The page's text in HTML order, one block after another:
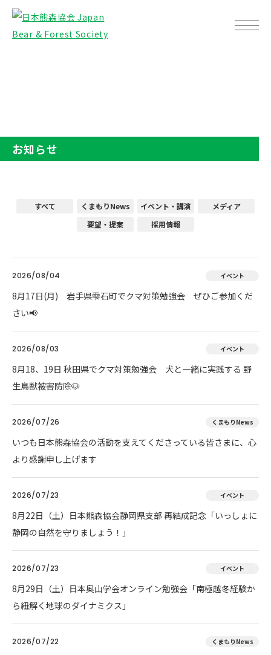
お知らせ
すべて くまもりNews イベント・講演
メディア
要望・提案
採用情報
2026/08/04 イベント
8月17日(月) 岩手県雫石町でクマ対策勉強会 ぜひご参加くだ
さい📢
2026/08/03 イベント
8月18、19日 秋田県でクマ対策勉強会 犬と一緒に実践する 野
生鳥獣被害防除🐶
2026/07/26 くまもりNews
いつも日本熊森協会の活動を支えてくださっている皆さまに、心
より感謝申し上げます
2026/07/23 イベント
8月22日（土）日本熊森協会静岡県支部 再結成記念「いっしょに
静岡の自然を守りましょう！」
2026/07/23 イベント
8月29日（土）日本奥山学会オンライン勉強会「南極越冬経験か
ら紐解く地球のダイナミクス」
2026/07/22 くまもりNews